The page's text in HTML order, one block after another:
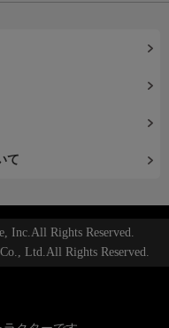
て
Inc.All Rights Reserved.
Ltd.All Rights Reserved.